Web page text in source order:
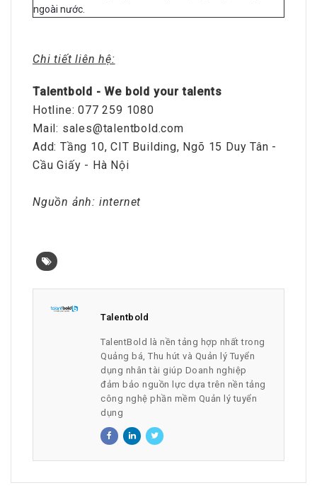
ngoài nước.
Chi tiết liên hệ:
Talentbold - We bold your talents
Hotline: 077 259 1080
Mail: sales@talentbold.com
Add: Tầng 10, CIT Building, Ngõ 15 Duy Tân -
Cầu Giấy - Hà Nội
Nguồn ảnh: internet
Talentbold
TalentBold là nền tảng hợp nhất trong
Quảng bá, Thu hút và Quản lý Tuyển
dụng nhân tài giúp Doanh nghiệp
đảm bảo nguồn lực dựa trên nền tảng
công nghệ phần mềm Quản lý tuyển
dụng